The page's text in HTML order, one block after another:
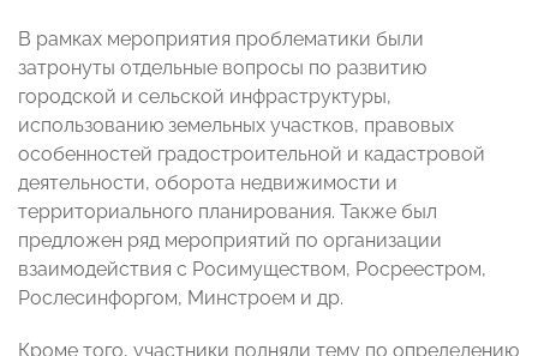
В рамках мероприятия проблематики были
затронуты отдельные вопросы по развитию
городской и сельской инфраструктуры,
использованию земельных участков, правовых
особенностей градостроительной и кадастровой
деятельности, оборота недвижимости и
территориального планирования. Также был
предложен ряд мероприятий по организации
взаимодействия с Росимуществом, Росреестром,
Рослесинфоргом, Минстроем и др.
Кроме того, участники подняли тему по определению